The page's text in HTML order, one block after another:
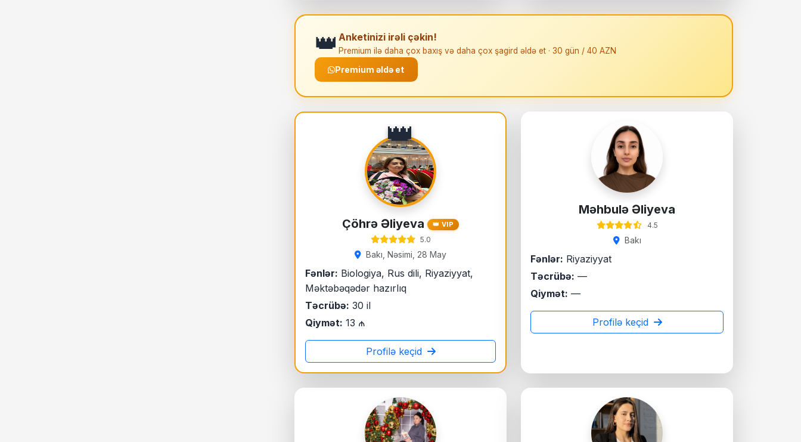
👑 Anketinizi irəli çəkin!
Premium ilə daha çox baxış və daha çox şagird əldə et · 30 gün / 40 AZN
Premium əldə et
👑
Çöhrə Əliyeva 👑 VIP
5.0
Bakı, Nəsimi, 28 May
Fənlər: Biologiya, Rus dili, Riyaziyyat,
Məktəbəqədər hazırlıq
Təcrübə: 30 il
Qiymət: 13 ₼
Profilə keçid
Məhbulə Əliyeva
4.5
Bakı
Fənlər: Riyaziyyat
Təcrübə: —
Qiymət: —
Profilə keçid